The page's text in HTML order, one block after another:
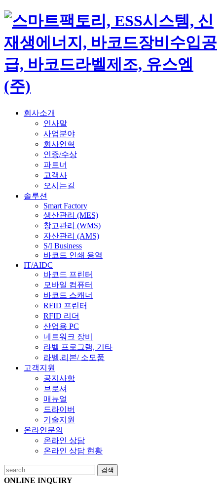
회사소개
인사말
사업분야
회사연혁
인증/수상
파트너
고객사
오시는길
솔루션
Smart Factory
생산관리 (MES)
창고관리 (WMS)
자산관리 (AMS)
S/I Business
바코드 인쇄 용역
IT/AIDC
바코드 프린터
모바일 컴퓨터
바코드 스캐너
RFID 프린터
RFID 리더
산업용 PC
네트워크 장비
라벨 프로그램, 기타
라벨,리본/ 소모품
고객지원
공지사항
브로셔
매뉴얼
드라이버
기술지원
온라인문의
온라인 상담
온라인 상담 현황
검색
ONLINE INQUIRY